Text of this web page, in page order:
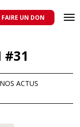
qui respecte tous
FAIRE UN DON
#31
NOS ACTUS